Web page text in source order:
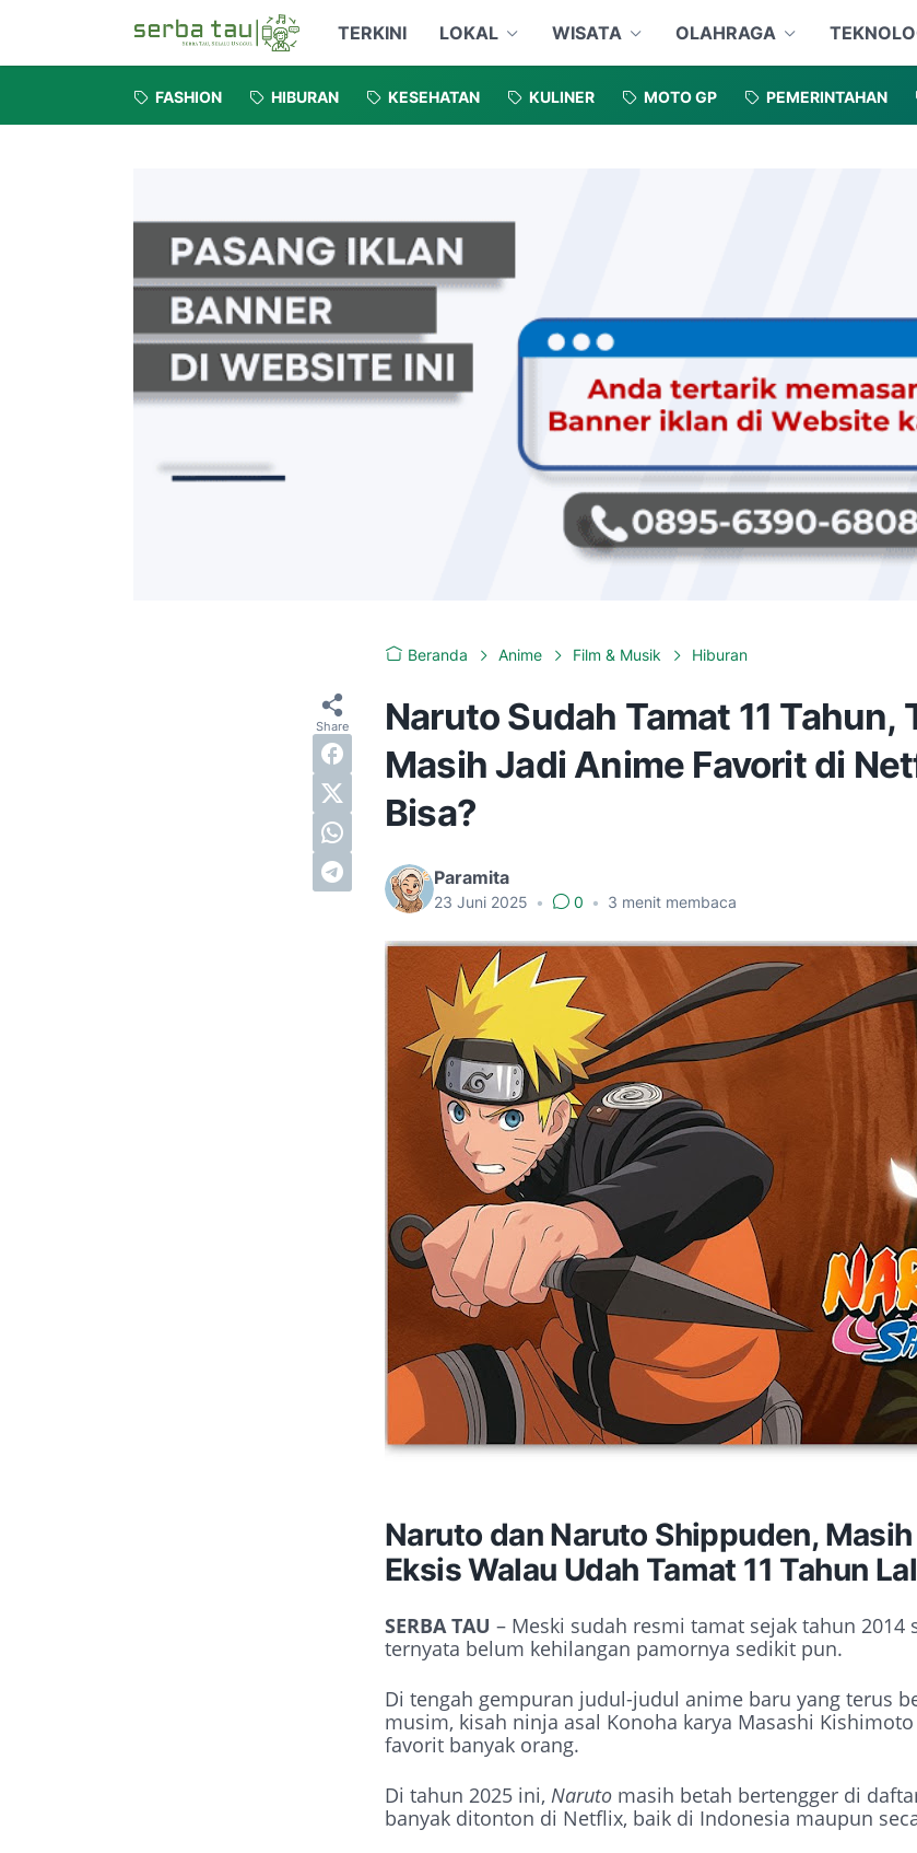
TERKINI LOKAL WISATA OLAHRAGA
FASHION HIBURAN KESEHATAN KULINER MOTO GP PEMERINTAHAN
Beranda Anime Film & Musik Hiburan
Naruto Sudah Tamat 11 Tahun,
Masih Jadi Anime Favorit di
Bisa?
Paramita
23 Juni 2025 • 0 • 3 menit membaca
Naruto dan Naruto Shippuden,
Eksis Walau Udah Tamat 11 Tahun
SERBA TAU – Meski sudah resmi tamat sejak tahun 2014
ternyata belum kehilangan pamornya sedikit pun.
Di tengah gempuran judul-judul anime baru yang terus
musim, kisah ninja asal Konoha karya Masashi
favorit banyak orang.
Di tahun 2025 ini, Naruto masih betah bertengger di
banyak ditonton di Netflix, baik di Indonesia maupun